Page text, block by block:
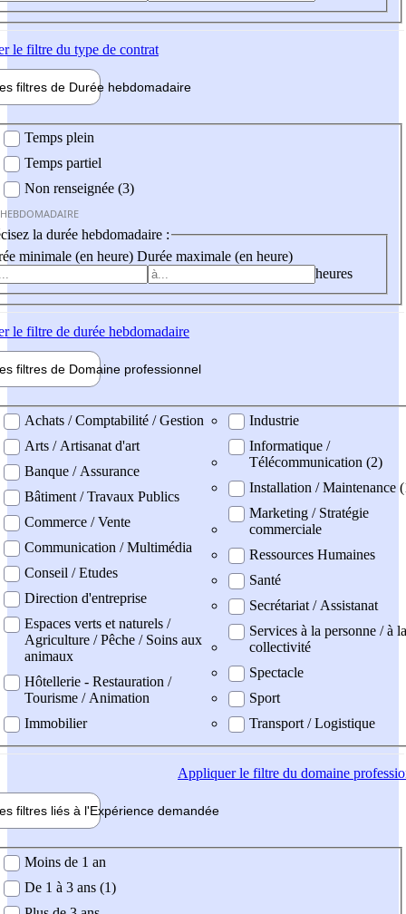
le filtre du type de contrat
filtres de Durée hebdomadaire
Temps plein
Temps partiel
Non renseignée (3)
la durée hebdomadaire :
minimale (en heure) Durée maximale (en heure)
heures
le filtre de durée hebdomadaire
filtres de Domaine professionnel
professionel
Achats / Comptabilité / Gestion
Arts / Artisanat d'art
Banque / Assurance
Bâtiment / Travaux Publics
Commerce / Vente
Communication / Multimédia
Conseil / Etudes
Direction d'entreprise
Espaces verts et naturels /
Agriculture / Pêche / Soins aux
animaux
Hôtellerie - Restauration /
Tourisme / Animation
Immobilier
Industrie
Informatique /
Télécommunication (2)
Installation / Maintenance
Marketing / Stratégie
commerciale
Ressources Humaines
Santé
Secrétariat / Assistanat
Services à la personne / à la
collectivité
Spectacle
Sport
Transport / Logistique
Appliquerle filtre du domaine
filtres liés à l'Expérience demandée
demandée
Moins de 1 an
De 1 à 3 ans (1)